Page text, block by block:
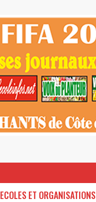
ECOLES ET ORGANISATIONS